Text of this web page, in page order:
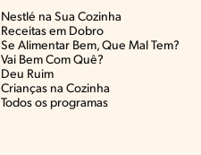
Nestlé na Sua Cozinha
Receitas em Dobro
Se Alimentar Bem, Que Mal Tem?​
Vai Bem Com Quê?​
Deu Ruim​
Crianças na Cozinha​
Todos os programas